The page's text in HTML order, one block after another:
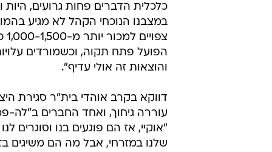
כלכלית הדברים פחות גרועים, היות
במצבנו הנוכחי הקהל לא מגיע
הפועל פתח תקוה, וכשמורדים
והוצאות זה אולי עדיף".
דווקא בקרב אוהדי בית"ר סגירת
עוררה גיחוך, ואחד החברים ב"לה-
"אוקיי, אז הם פוגעים בנו וסוגרים
שלנו במזרחי, אבל מה הם משיגים